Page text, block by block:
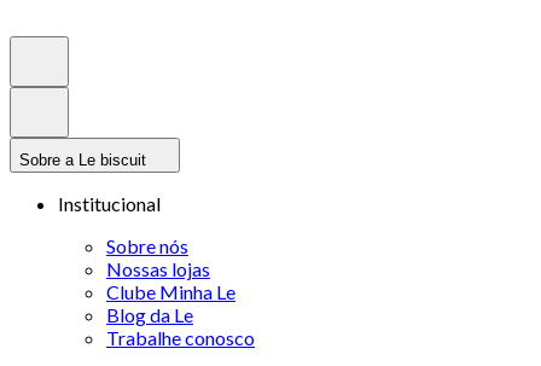
Sobre a Le biscuit
Institucional
Sobre nós
Nossas lojas
Clube Minha Le
Blog da Le
Trabalhe conosco